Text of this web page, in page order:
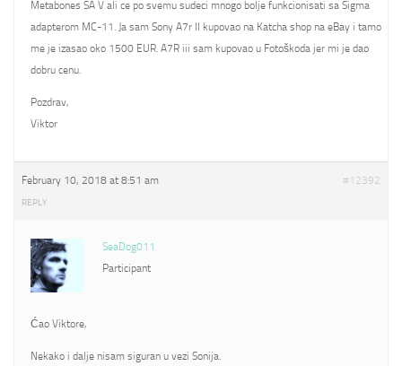
Metabones SA V ali ce po svemu sudeci mnogo bolje funkcionisati sa Sigma
adapterom MC-11. Ja sam Sony A7r II kupovao na Katcha shop na eBay i tamo
me je izasao oko 1500 EUR. A7R iii sam kupovao u Fotoškoda jer mi je dao
dobru cenu.
Pozdrav,
Viktor
February 10, 2018 at 8:51 am #12392
REPLY
SeaDog011
Participant
Ćao Viktore,
Nekako i dalje nisam siguran u vezi Sonija.